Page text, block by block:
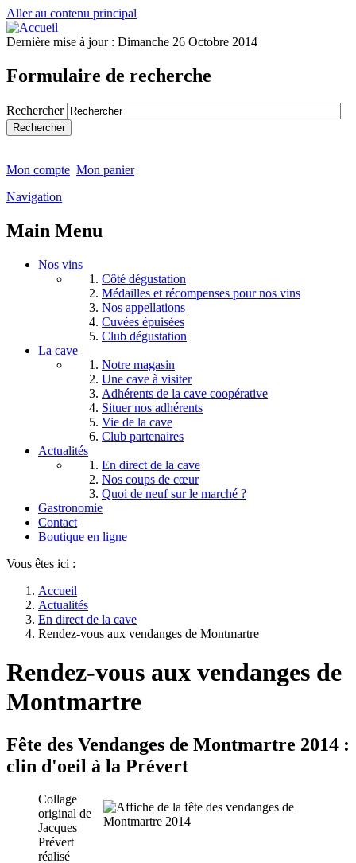
Aller au contenu principal
Dernière mise à jour : Dimanche 26 Octobre 2014
Formulaire de recherche
Rechercher
Mon compte Mon panier
Navigation
Main Menu
Nos vins
Côté dégustation
Médailles et récompenses pour nos vins
Nos appellations
Cuvées épuisées
Club dégustation
La cave
Notre magasin
Une cave à visiter
Adhérents de la cave coopérative
Situer nos adhérents
Vie de la cave
Club partenaires
Actualités
En direct de la cave
Nos coups de cœur
Quoi de neuf sur le marché ?
Gastronomie
Contact
Boutique en ligne
Vous êtes ici :
Accueil
Actualités
En direct de la cave
Rendez-vous aux vendanges de Montmartre
Rendez-vous aux vendanges de
Montmartre
Fête des Vendanges de Montmartre 2014 :
clin d'oeil à la Prévert
Collage
original de
Jacques
Prévert
réalisé